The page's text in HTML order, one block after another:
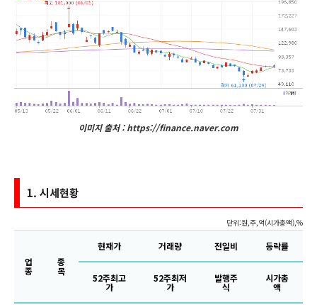
이미지 출처 : https://finance.naver.com
1. 시세현황
단위:원,주,억(시가총액),%
업
종
종
목
현재가 거래량 전일비 등락률
52주최고
가
52주최저
가
발행주
식
시가총
액